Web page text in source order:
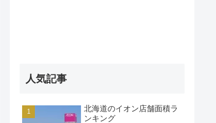
人気記事
北海道のイオン店舗面積ラ
ンキング